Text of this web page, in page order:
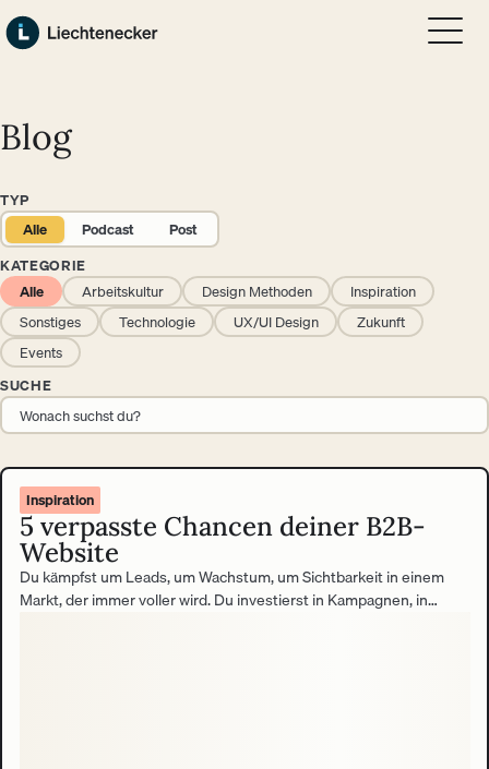
Zum Hauptinhalt springen
Zum Footer springen
Blog
TYP
Alle
Podcast
Post
KATEGORIE
Alle
Arbeitskultur Design Methoden
Inspiration
Sonstiges
Technologie UX/UI Design
Zukunft
Events
SUCHE
Inspiration
5 verpasste Chancen deiner B2B-
Website
Du kämpfst um Leads, um Wachstum, um Sichtbarkeit in einem
Markt, der immer voller wird. Du investierst in Kampagnen, in